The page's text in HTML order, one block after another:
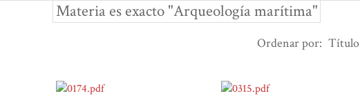
Materia es exacto "Arqueología marítima"
Ordenar por: Título